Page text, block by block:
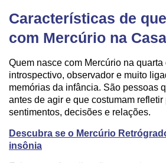
Características de
com Mercúrio na
Quem nasce com Mercúrio na
introspectivo, observador e muito
memórias da infância. São pessoas
antes de agir e que costumam
sentimentos, decisões e relações.
Descubra se o Mercúrio
insônia